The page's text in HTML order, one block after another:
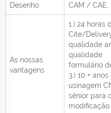
Desenho
CAM / CAE,
As nossas
vantagens
1.) 24 horas
Cite/
qualidade
qualidade
formulário
3.) 10 +
usinagem
sênior para